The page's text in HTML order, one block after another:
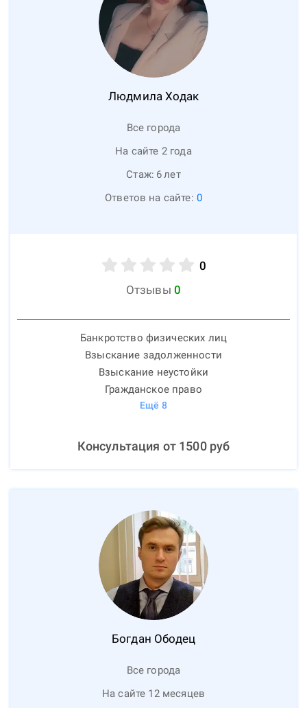
Людмила Ходак
Все города
На сайте 2 года
Стаж: 6лет
Ответов на сайте: 0
0
Отзывы 0
Банкротство физических лиц
Взыскание задолженности
Взыскание неустойки
Гражданское право
Ещё 8
Консультация от 1500руб
Богдан Ободец
Все города
На сайте 12 месяцев